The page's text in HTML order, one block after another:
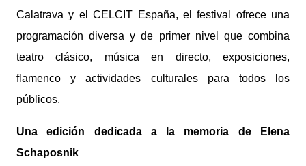
Calatrava y el CELCIT España, el festival ofrece una
programación diversa y de primer nivel que combina
teatro clásico, música en directo, exposiciones,
flamenco y actividades culturales para todos los
públicos.
Una edición dedicada a la memoria de Elena
Schaposnik